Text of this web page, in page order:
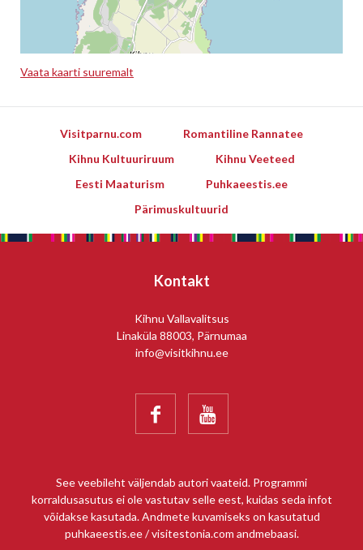
Vaata kaarti suuremalt
Visitparnu.com
Romantiline Rannatee
Kihnu Kultuuriruum
Kihnu Veeteed
Eesti Maaturism
Puhkaeestis.ee
Pärimuskultuurid
Kontakt
Kihnu Vallavalitsus
Linaküla 88003, Pärnumaa
info@visitkihnu.ee
 
See veebileht väljendab autori vaateid. Programmi
korraldusasutus ei ole vastutav selle eest, kuidas seda infot
võidakse kasutada. Andmete kuvamiseks on kasutatud
puhkaeestis.ee / visitestonia.com andmebaasi.